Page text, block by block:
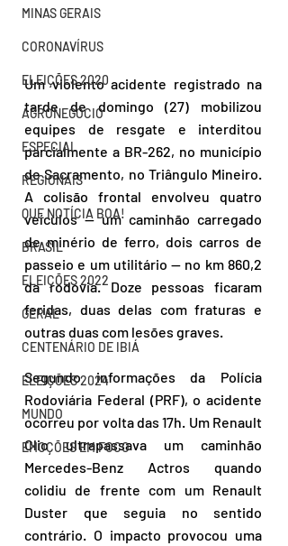
MINAS GERAIS
CORONAVÍRUS
ELEIÇÕES 2020
AGRONEGÓCIO
ESPECIAL
REGIONAIS
QUE NOTÍCIA BOA!
BRASIL
ELEIÇÕES 2022
GERAL
CENTENÁRIO DE IBIÁ
ELEIÇÕES 2024
MUNDO
EMOÇÕES EM FOCO
Um violento acidente registrado na
tarde de domingo (27) mobilizou
equipes de resgate e interditou
parcialmente a BR-262, no município
de Sacramento, no Triângulo Mineiro.
A colisão frontal envolveu quatro
veículos — um caminhão carregado
de minério de ferro, dois carros de
passeio e um utilitário — no km 860,2
da rodovia. Doze pessoas ficaram
feridas, duas delas com fraturas e
outras duas com lesões graves.
Segundo informações da Polícia
Rodoviária Federal (PRF), o acidente
ocorreu por volta das 17h. Um Renault
Clio ultrapassava um caminhão
Mercedes-Benz Actros quando
colidiu de frente com um Renault
Duster que seguia no sentido
contrário. O impacto provocou uma